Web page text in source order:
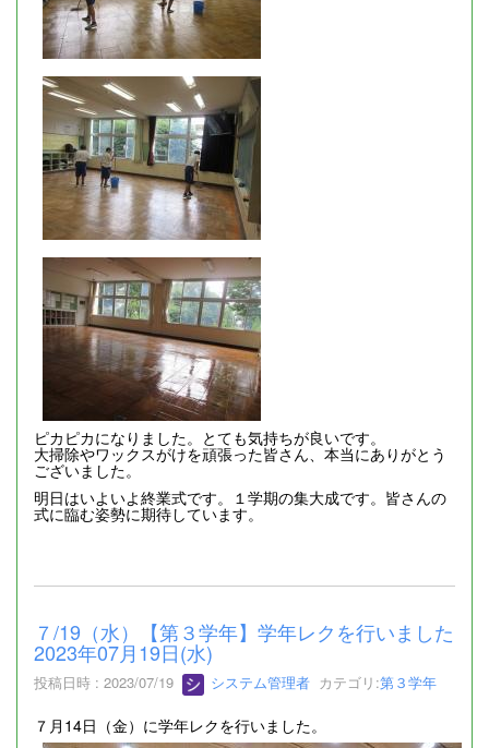
ピカピカになりました。とても気持ちが良いです。
大掃除やワックスがけを頑張った皆さん、本当にありがとう
ございました。
明日はいよいよ終業式です。１学期の集大成です。皆さんの
式に臨む姿勢に期待しています。
７/19（水）【第３学年】学年レクを行いました
2023年07月19日(水)
投稿日時 : 2023/07/19 システム管理者 カテゴリ:第３学年
７月14日（金）に学年レクを行いました。